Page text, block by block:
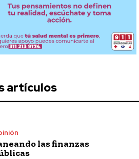
artículos
las finanzas